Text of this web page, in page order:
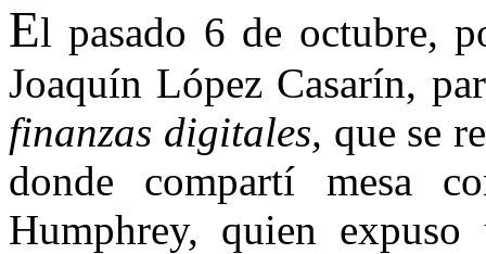
El pasado 6 de octubre,
Joaquín López Casarín,
finanzas digitales, que se
donde compartí mesa
Humphrey, quien